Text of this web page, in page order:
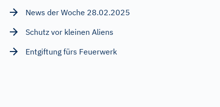
News der Woche 28.02.2025
Schutz vor kleinen Aliens
Entgiftung fürs Feuerwerk